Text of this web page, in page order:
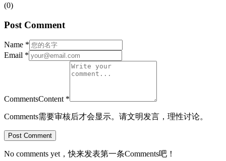
(0)
Post Comment
Name *
Email *
CommentsContent *
Comments需要审核后才会显示。请文明发言，理性讨论。
Post Comment
No comments yet，快来发表第一条Comments吧！